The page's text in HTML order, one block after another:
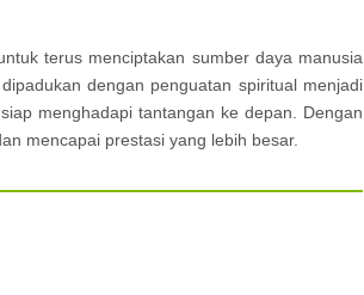
terus menciptakan sumber daya manusia
dengan penguatan spiritual menjadi
menghadapi tantangan ke depan. Dengan
mencapai prestasi yang lebih besar.